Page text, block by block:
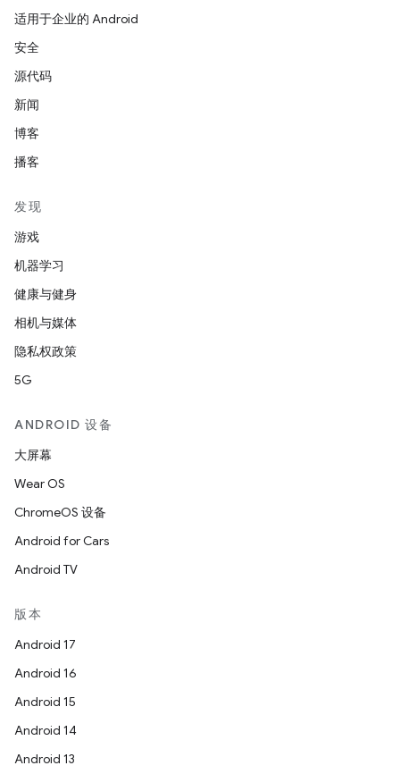
适用于企业的 Android
安全
源代码
新闻
博客
播客
发现
游戏
机器学习
健康与健身
相机与媒体
隐私权政策
5G
ANDROID 设备
大屏幕
Wear OS
ChromeOS 设备
Android for Cars
Android TV
版本
Android 17
Android 16
Android 15
Android 14
Android 13